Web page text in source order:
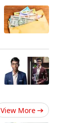
View More